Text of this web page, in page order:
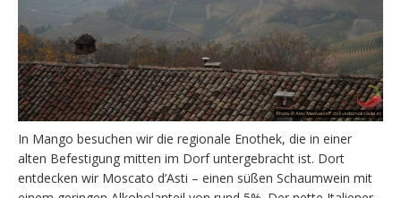
In Mango besuchen wir die regionale Enothek, die in einer
alten Befestigung mitten im Dorf untergebracht ist. Dort
entdecken wir Moscato d’Asti – einen süßen Schaumwein mit